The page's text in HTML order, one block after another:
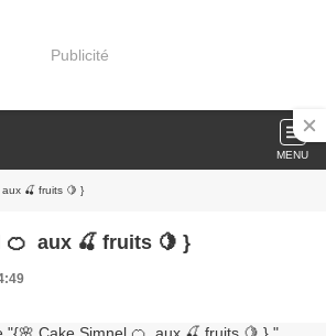
Publicité
MENU
🍒 fruits 🍋 }
🍊 aux 🍒 fruits 🍋 }